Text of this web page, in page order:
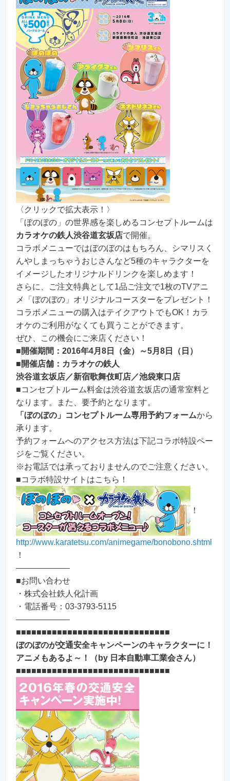
〈クリックで拡大表示！〉
「ぼのぼの」の世界感を楽しめるコンセプトルームは
カラオケの鉄人渋谷道玄坂店で開催。
コラボメニューではぼのぼのはもちろん、シマリスく
んやしまっちゃうおじさんなど5種のキャラクターを
イメージしたオリジナルドリンクを楽しめます！
さらに、ご注文特典として1品ご注文で1枚のTVアニ
メ「ぼのぼの」オリジナルコースターをプレゼント！
コラボメニューの購入はテイクアウトでもOK！カラ
オケのご利用がなくても買うことができます。
ぜひ、この機会にご来店ください！
■開催期間：2016年4月8日（金）～5月8日（日）
■開催店舗：カラオケの鉄人
渋谷道玄坂店／新宿歌舞伎町店／池袋東口店
■コンセプトルーム料金は渋谷道玄坂店の通常室料と
なります。また、要予約となります。
「ぼのぼの」コンセプトルーム専用予約フォームから
承ります。
予約フォームへのアクセス方法は下記コラボ特設ペー
ジをご覧ください。
※お電話では承っておりませんのでご注意ください。
■コラボ特設サイトはこちら！
！
http://www.karatetsu.com/animegame/bonobono.shtml
！
——————–
■お問い合わせ
・株式会社鉄人化計画
・電話番号：03-3793-5115
——————–
■■■■■■■■■■■■■■■■■■■■■■■■■■■■■■
ぼのぼのが交通安全キャンペーンのキャラクターに！
アニメもあるよ～！（by 日本自動車工業会さん）
■■■■■■■■■■■■■■■■■■■■■■■■■■■■■■